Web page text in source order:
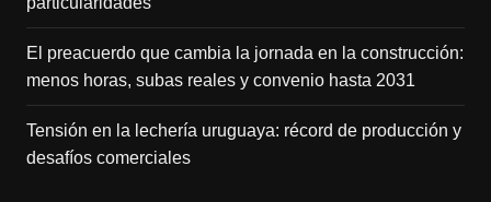
El preacuerdo que cambia la jornada en la construcción:
menos horas, subas reales y convenio hasta 2031
Tensión en la lechería uruguaya: récord de producción y
desafíos comerciales